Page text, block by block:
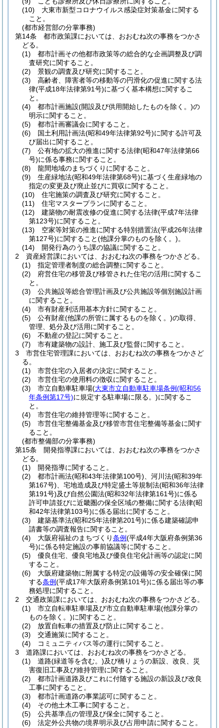
(10)
大東市新型コロナウイルス感染症対策基金に関する
こと。
(都市経営部の分掌事務)
第14条
都市政策課においては、おおむね次の事務をつかさ
どる。
(1)
都市計画その他都市政策等の総合的な企画調整及び調
査研究に関すること。
(2)
景観の調査及び研究に関すること。
(3)
高齢者、障害者等の移動等の円滑化の促進に関する法
律(平成18年法律第91号)に基づく基本構想に関するこ
と。
(4)
都市計画施設(開設及び供用開始したものを除く。)の
明示に関すること。
(5)
都市計画審議会に関すること。
(6)
国土利用計画法(昭和49年法律第92号)に関する許可及
び届出に関すること。
(7)
公有地の拡大の推進に関する法律(昭和47年法律第66
号)に係る事務に関すること。
(8)
龍間地域のまちづくりに関すること。
(9)
生産緑地法(昭和49年法律第68号)に基づく生産緑地の
指定の変更及び廃止並びに買収に関すること。
(10)
住宅施策の調査及び研究に関すること。
(11)
住宅マスタープランに関すること。
(12)
建築物の耐震改修の促進に関する法律(平成7年法律
第123号)に関すること。
(13)
空家等対策の推進に関する特別措置法(平成26年法律
第127号)に関すること(他課分掌のものを除く。)。
(14)
開発行為のうち課の協議に関すること。
2
資産経営課においては、おおむね次の事務をつかさどる。
(1)
指定管理者制度の総合調整に関すること。
(2)
府営住宅の移管及び移管された住宅の活用に関するこ
と。
(3)
公共施設等総合管理計画及び公共施設等個別施設計画
に関すること。
(4)
市有財産利活用基本方針に関すること。
(5)
公有財産(他課の所管に属するものを除く。)の取得、
管理、処分及び活用に関すること。
(6)
不動産の登記に関すること。
(7)
市有建築物の設計、施工及び監督に関すること。
3
市営住宅管理課においては、おおむね次の事務をつかさど
る。
(1)
市営住宅の入居者の決定に関すること。
(2)
市営住宅の使用料の徴収に関すること。
(3)
市立自動車駐車場(大東市立自動車駐車場条例(昭和56
年条例第17号)に規定する駐車場に限る。)に関するこ
と。
(4)
市営住宅の維持管理等に関すること。
(5)
市営住宅整備基金及び移管市営住宅整備等基金に関す
ること。
(都市整備部の分掌事務)
第15条
開発指導課においては、おおむね次の事務をつかさ
どる。
(1)
開発指導に関すること。
(2)
都市計画法(昭和43年法律第100号) 、河川法(昭和39年
第167号) 、宅地造成及び特定盛土等規制法(昭和36年法律
第191号)及び自然公園法(昭和32年法律第161号)に係る
許可申請並びに近畿圏の保全区域の整備に関する法律(昭
和42年法律第103号)に係る届出に関すること。
(3)
建築基準法(昭和25年法律第201号)に係る建築確認申
請書等の調査報告に関すること。
(4)
大阪府福祉のまちづくり条例(平成4年大阪府条例第36
号)に係る特定施設の事前協議等に関すること。
(5)
優良住宅、優良宅地及び優良住宅化計画等の認定に関
すること。
(6)
大阪府建築物に附属する特定の設備等の安全確保に関
する条例(平成17年大阪府条例第101号)に係る届出等の事
務処理に関すること。
2
交通政策課においては、おおむね次の事務をつかさどる。
(1)
市立自転車駐車場及び市立自動車駐車場(他課分掌の
ものを除く。)に関すること。
(2)
放置自転車の措置及び防止に関すること。
(3)
交通施策に関すること。
(4)
コミュニティバス等の運行に関すること。
3
道路課においては、おおむね次の事務をつかさどる。
(1)
道路(緑道等を含む。)及び橋りょうの新設、改良、災
害復旧工事及び維持管理に関すること。
(2)
都市計画道路及びこれに付随する施設の新設及び改良
工事に関すること。
(3)
都市計画道路の事業認可に関すること。
(4)
その他土木工事に関すること。
(5)
公共基準点の管理及び保全に関すること。
(6)
法定外公共物の境界明示及び占用申請に関すること。